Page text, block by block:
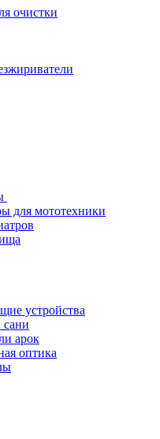
очистки
для мототехники
устройства
арок
оптика